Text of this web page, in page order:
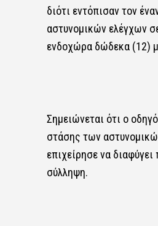
διότι εντόπισαν τον
αστυνομικών ελέγχων
ενδοχώρα δώδεκα (12)
Σημειώνεται ότι ο
στάσης των
επιχείρησε να
σύλληψη.